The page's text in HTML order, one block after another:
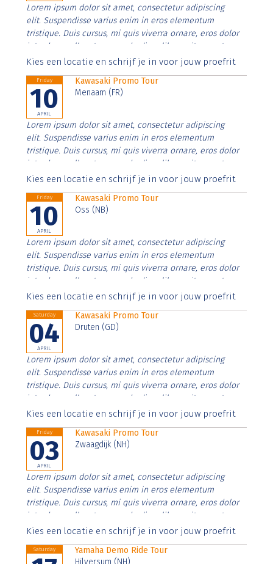
Lorem ipsum dolor sit amet, consectetur adipiscing
elit. Suspendisse varius enim in eros elementum
tristique. Duis cursus, mi quis viverra ornare, eros dolor
interdum nulla, ut commodo diam libero vitae erat.
Aenean faucibus nibh et justo cursus id rutrum lorem
Kies een locatie en schrijf je in voor jouw proefrit
Friday
10
APRIL
Kawasaki Promo Tour
Menaam (FR)
Lorem ipsum dolor sit amet, consectetur adipiscing
elit. Suspendisse varius enim in eros elementum
tristique. Duis cursus, mi quis viverra ornare, eros dolor
interdum nulla, ut commodo diam libero vitae erat.
Aenean faucibus nibh et justo cursus id rutrum lorem
Kies een locatie en schrijf je in voor jouw proefrit
Friday
10
APRIL
Kawasaki Promo Tour
Oss (NB)
Lorem ipsum dolor sit amet, consectetur adipiscing
elit. Suspendisse varius enim in eros elementum
tristique. Duis cursus, mi quis viverra ornare, eros dolor
interdum nulla, ut commodo diam libero vitae erat.
Aenean faucibus nibh et justo cursus id rutrum lorem
Kies een locatie en schrijf je in voor jouw proefrit
Saturday
04
APRIL
Kawasaki Promo Tour
Druten (GD)
Lorem ipsum dolor sit amet, consectetur adipiscing
elit. Suspendisse varius enim in eros elementum
tristique. Duis cursus, mi quis viverra ornare, eros dolor
interdum nulla, ut commodo diam libero vitae erat.
Aenean faucibus nibh et justo cursus id rutrum lorem
Kies een locatie en schrijf je in voor jouw proefrit
Friday
03
APRIL
Kawasaki Promo Tour
Zwaagdijk (NH)
Lorem ipsum dolor sit amet, consectetur adipiscing
elit. Suspendisse varius enim in eros elementum
tristique. Duis cursus, mi quis viverra ornare, eros dolor
interdum nulla, ut commodo diam libero vitae erat.
Aenean faucibus nibh et justo cursus id rutrum lorem
Kies een locatie en schrijf je in voor jouw proefrit
Saturday
Yamaha Demo Ride Tour
Hilversum (NH)